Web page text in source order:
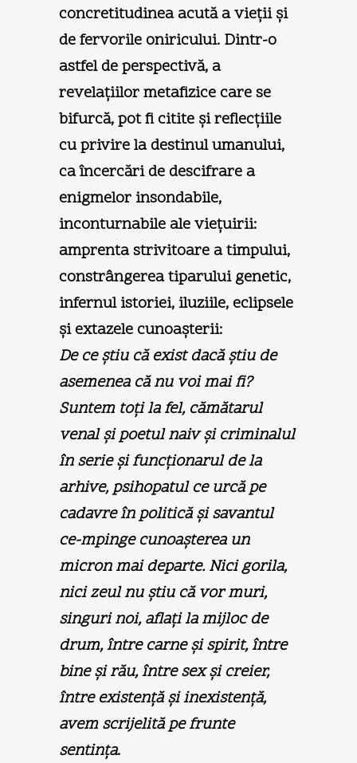
concretitudinea acută a vieţii şi
de fervorile oniricului. Dintr-o
astfel de perspectivă, a
revelaţiilor metafizice care se
bifurcă, pot fi citite şi reflecţiile
cu privire la destinul umanului,
ca încercări de descifrare a
enigmelor insondabile,
inconturnabile ale vieţuirii:
amprenta strivitoare a timpului,
constrângerea tiparului genetic,
infernul istoriei, iluziile, eclipsele
şi extazele cunoaşterii:
De ce ştiu că exist dacă ştiu de
asemenea că nu voi mai fi?
Suntem toţi la fel, cămătarul
venal şi poetul naiv şi criminalul
în serie şi funcţionarul de la
arhive, psihopatul ce urcă pe
cadavre în politică şi savantul
ce-mpinge cunoaşterea un
micron mai departe. Nici gorila,
nici zeul nu ştiu că vor muri,
singuri noi, aflaţi la mijloc de
drum, între carne şi spirit, între
bine şi rău, între sex şi creier,
între existenţă şi inexistenţă,
avem scrijelită pe frunte
sentinţa.